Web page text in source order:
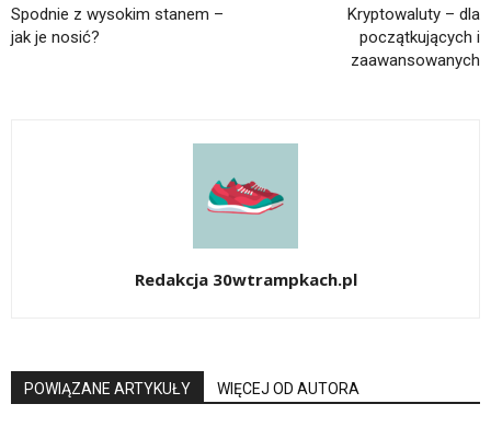
Spodnie z wysokim stanem –
jak je nosić?
Kryptowaluty – dla
początkujących i
zaawansowanych
Redakcja 30wtrampkach.pl
POWIĄZANE ARTYKUŁY WIĘCEJ OD AUTORA